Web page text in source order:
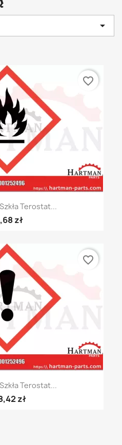

Terostat...
zł
favorite_border
Terostat...
zł
favorite_border